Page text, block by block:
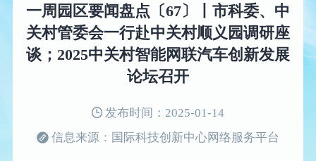
一周园区要闻盘点〔67〕丨市科委、中
关村管委会一行赴中关村顺义园调研座
谈；2025中关村智能网联汽车创新发展
论坛召开
发布时间：2025-01-14
信息来源：国际科技创新中心网络服务平台